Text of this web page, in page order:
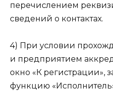
перечислением
сведений о контактах.
4) При условии
и предприятием
окно «К регистрации»,
функцию